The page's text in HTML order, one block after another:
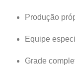
Produção
Equipe
Grade